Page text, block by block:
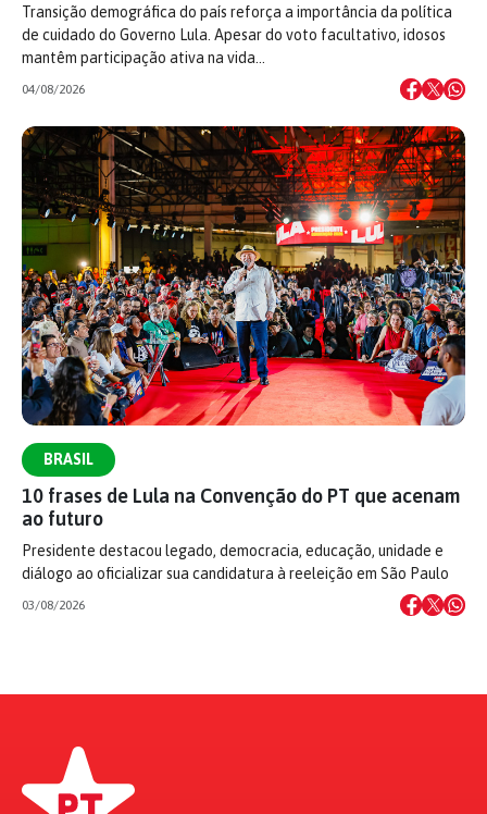
Transição demográfica do país reforça a importância da política
de cuidado do Governo Lula. Apesar do voto facultativo, idosos
mantêm participação ativa na vida…
04/08/2026
BRASIL
10 frases de Lula na Convenção do PT que acenam
ao futuro
Presidente destacou legado, democracia, educação, unidade e
diálogo ao oficializar sua candidatura à reeleição em São Paulo
03/08/2026